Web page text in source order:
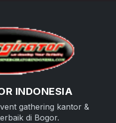
INDONESIA
gathering kantor &
di Bogor.